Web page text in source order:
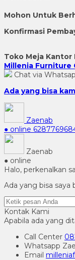
Mohon Untuk
Konfirmasi
Toko Meja Kantor
Millenia Furniture
Chat via
Ada yang bisa
Zaenab
● online
Zaenab
● online
Halo, perkenalkan
Ada yang bisa saya
Kontak Kami
Apabila ada yang
Call Center
Whatsapp
Email